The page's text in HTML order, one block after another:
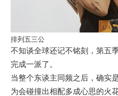
排列五三公
不知谈全球还记不铭刻，第五
完成一派了。
当整个东谈主同频之后，确实
为会碰撞出相配多成心思的火花